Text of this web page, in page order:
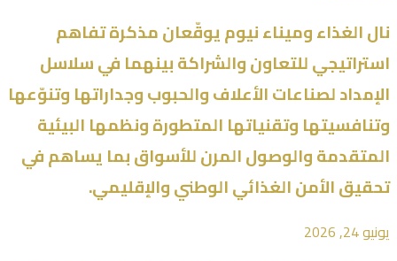
نال الغذاء وميناء نيوم يوقّعان مذكرة تفاهم
استراتيجي للتعاون والشراكة بينهما في سلاسل
الإمداد لصناعات الأعلاف والحبوب وجداراتها وتنوّعها
وتنافسيتها وتقنياتها المتطورة ونظمها البيئية
المتقدمة والوصول المرن للأسواق بما يساهم في
تحقيق الأمن الغذائي الوطني والإقليمي.
يونيو 24, 2026